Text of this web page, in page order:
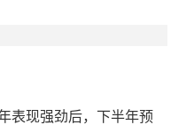
表现强劲后，下半年预